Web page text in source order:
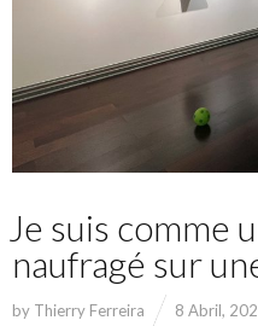
Je suis comme
naufragé sur
by Thierry Ferreira 8 Abril,